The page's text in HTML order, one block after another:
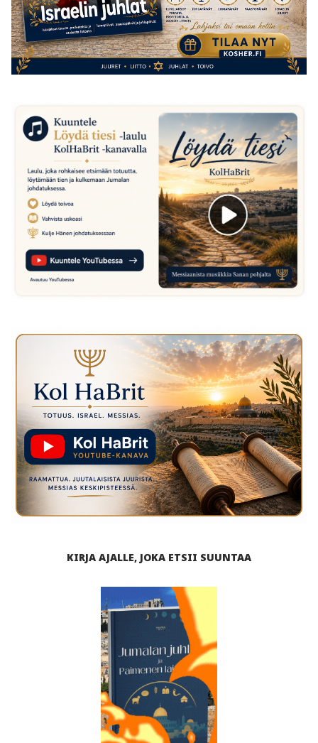
KIRJA AJALLE, JOKA ETSII SUUNTAA